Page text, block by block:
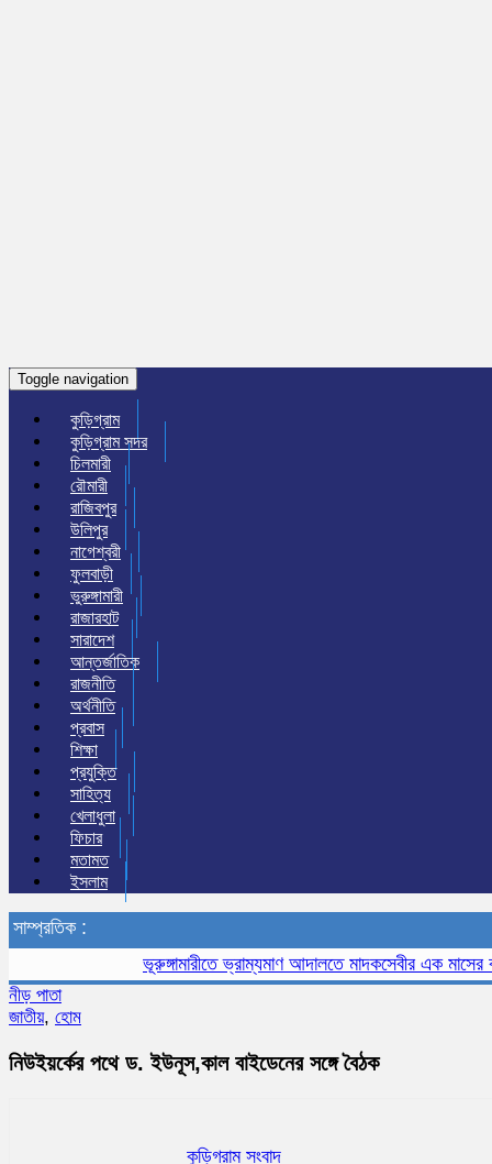
Toggle navigation
কুড়িগ্রাম
কুড়িগ্রাম সদর
চিলমারী
রৌমারী
রাজিবপুর
উলিপুর
নাগেশ্বরী
ফুলবাড়ী
ভুরুঙ্গামারী
রাজারহাট
সারাদেশ
আন্তর্জাতিক
রাজনীতি
অর্থনীতি
প্রবাস
শিক্ষা
প্রযুক্তি
সাহিত্য
খেলাধুলা
ফিচার
মতামত
ইসলাম
সাম্প্রতিক :
ভূরুঙ্গামারীতে ভ্রাম্যমাণ আদালতে মাদকসেবীর এক মাসের
নীড় পাতা
জাতীয়, হোম
নিউইয়র্কের পথে ড. ইউনূস,কাল বাইডেনের সঙ্গে বৈঠক
কুড়িগ্রাম সংবাদ